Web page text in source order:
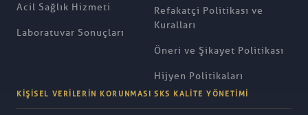
Acil Sağlık Hizmeti
Laboratuvar Sonuçları
Refakatçi Politikası ve
Kuralları
Öneri ve Şikayet Politikası
Hijyen Politikaları
KIŞISEL VERILERIN KORUNMASI SKS KALITE YÖNETIMI